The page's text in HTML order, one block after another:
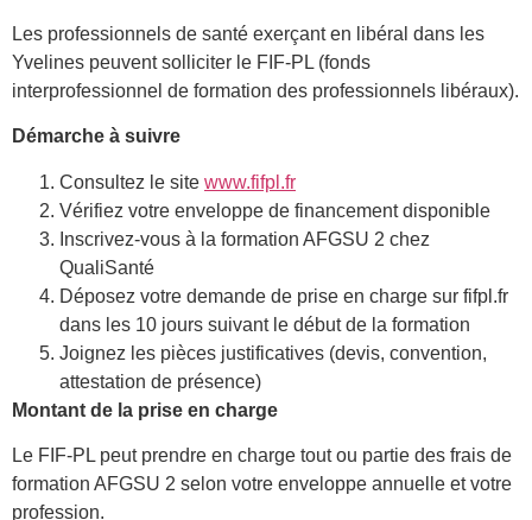
Les professionnels de santé exerçant en libéral dans les
Yvelines peuvent solliciter le FIF-PL (fonds
interprofessionnel de formation des professionnels libéraux).
Démarche à suivre
Consultez le site www.fifpl.fr
Vérifiez votre enveloppe de financement disponible
Inscrivez-vous à la formation AFGSU 2 chez
QualiSanté
Déposez votre demande de prise en charge sur fifpl.fr
dans les 10 jours suivant le début de la formation
Joignez les pièces justificatives (devis, convention,
attestation de présence)
Montant de la prise en charge
Le FIF-PL peut prendre en charge tout ou partie des frais de
formation AFGSU 2 selon votre enveloppe annuelle et votre
profession.